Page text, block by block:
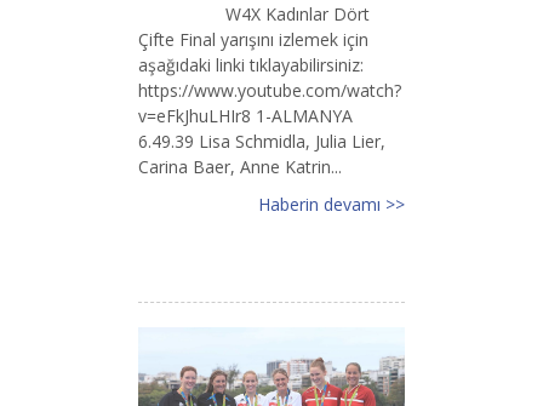
W4X Kadınlar Dört
Çifte Final yarışını izlemek için
aşağıdaki linki tıklayabilirsiniz:
https://www.youtube.com/watch?
v=eFkJhuLHIr8 1-ALMANYA
6.49.39 Lisa Schmidla, Julia Lier,
Carina Baer, Anne Katrin...
Haberin devamı >>